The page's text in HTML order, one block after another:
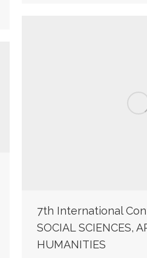
7th International
SOCIAL SCIENCES,
HUMANITIES